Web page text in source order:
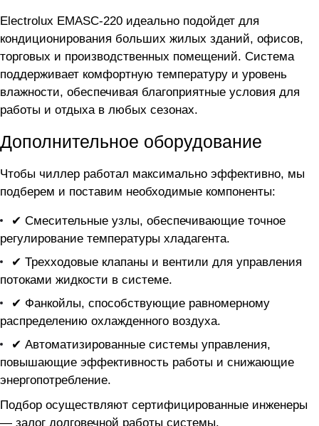
Electrolux EMASC-220 идеально подойдет для
кондиционирования больших жилых зданий, офисов,
торговых и производственных помещений. Система
поддерживает комфортную температуру и уровень
влажности, обеспечивая благоприятные условия для
работы и отдыха в любых сезонах.
Дополнительное оборудование
Чтобы чиллер работал максимально эффективно, мы
подберем и поставим необходимые компоненты:
✔ Смесительные узлы, обеспечивающие точное
регулирование температуры хладагента.
✔ Трехходовые клапаны и вентили для управления
потоками жидкости в системе.
✔ Фанкойлы, способствующие равномерному
распределению охлажденного воздуха.
✔ Автоматизированные системы управления,
повышающие эффективность работы и снижающие
энергопотребление.
Подбор осуществляют сертифицированные инженеры
— залог долговечной работы системы.